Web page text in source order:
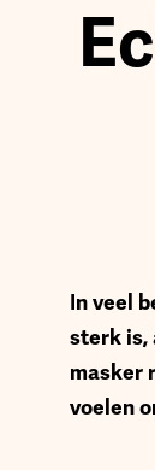
In veel
sterk is,
masker
voelen